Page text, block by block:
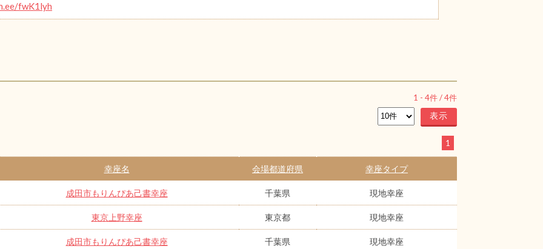
fwK1lyh
1 - 4件 /4件
1
幸座名 会場都道府県 幸座タイプ
成田市もりんぴあ己書幸座 千葉県 現地幸座
東京上野幸座 東京都 現地幸座
成田市もりんぴあ己書幸座 千葉県 現地幸座